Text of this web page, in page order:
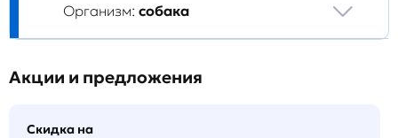
Организм: собака
Акции и предложения
Скидка на